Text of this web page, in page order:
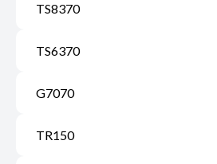
TS8370
TS6370
G7070
TR150